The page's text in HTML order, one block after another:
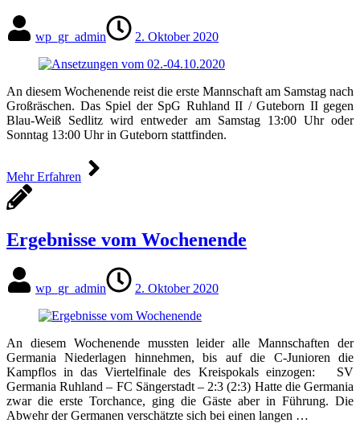
wp_gr_admin 2. Oktober 2020
An diesem Wochenende reist die erste Mannschaft am Samstag nach
Großräschen. Das Spiel der SpG Ruhland II / Guteborn II gegen
Blau-Weiß Sedlitz wird entweder am Samstag 13:00 Uhr oder
Sonntag 13:00 Uhr in Guteborn stattfinden.
Mehr Erfahren
Ergebnisse vom Wochenende
wp_gr_admin 2. Oktober 2020
An diesem Wochenende mussten leider alle Mannschaften der
Germania Niederlagen hinnehmen, bis auf die C-Junioren die
Kampflos in das Viertelfinale des Kreispokals einzogen: SV
Germania Ruhland – FC Sängerstadt – 2:3 (2:3) Hatte die Germania
zwar die erste Torchance, ging die Gäste aber in Führung. Die
Abwehr der Germanen verschätzte sich bei einen langen …